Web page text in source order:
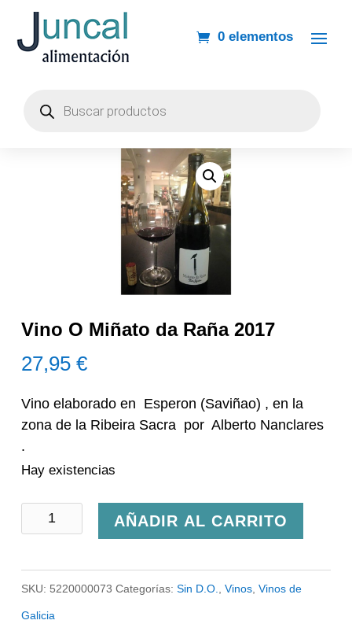
0 elementos
Vino O Miñato da Raña 2017
27,95€
Vino elaborado en Esperon (Saviñao) , en la
zona de la Ribeira Sacra por Alberto Nanclares
.
Hay existencias
Vino
Miñato
da
Raña
AÑADIR AL CARRITO
SKU: 5220000073 Categorías:Sin D.O. ,Vinos ,Vinos de
Galicia